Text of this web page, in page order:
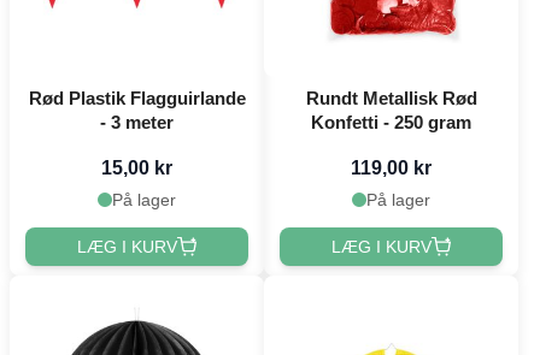
Rød Plastik Flagguirlande
- 3 meter
15,00 kr
På lager
LÆG I KURV
Rundt Metallisk Rød
Konfetti - 250 gram
119,00 kr
På lager
LÆG I KURV